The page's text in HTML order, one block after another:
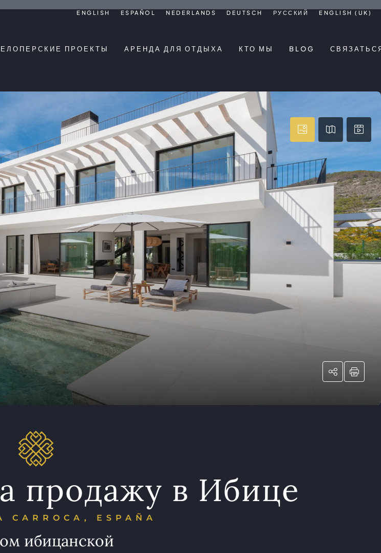
ENGLISH ESPAÑOL NEDERLANDS DEUTSCH РУССКИЙ ENGLISH (UK)
ПРОЕКТЫ АРЕНДА ДЛЯ ОТДЫХА КТО МЫ BLOG
продажу в Ибице
ESPAÑA
ибицанской